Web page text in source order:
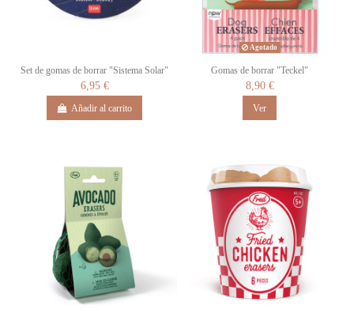
Set de gomas de borrar "Sistema Solar"
6,95 €
Añadir al carrito
Agotado
Gomas de borrar "Teckel"
8,90 €
Ver